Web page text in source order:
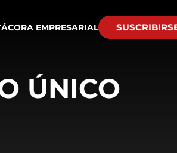
EMPRESARIAL
ÚNICO